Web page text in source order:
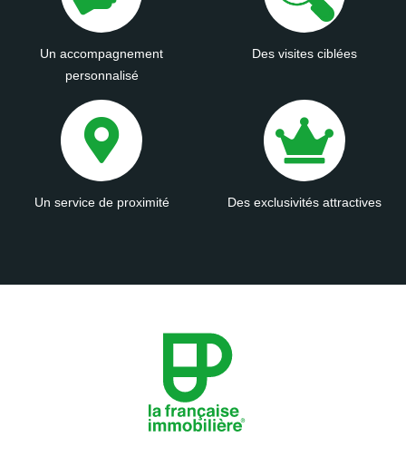
Un accompagnement
personnalisé
Des visites ciblées
Un service de proximité Des exclusivités attractives